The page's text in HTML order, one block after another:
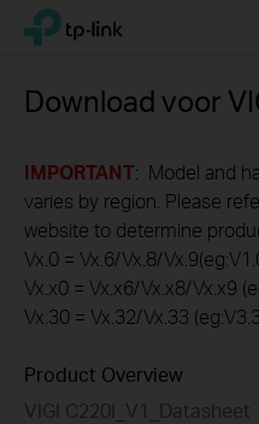
Click
navigation
TP-Link, Reliably Smart
Download voor
IMPORTANT: Model and
varies by region. Please
website to determine
Vx.0 = Vx.6/Vx.8/
Vx.x0 = Vx.x6/Vx.x8/Vx.x9
Vx.30 = Vx.32/Vx.33
Product Overview
VIGI C220I_V1_Datasheet